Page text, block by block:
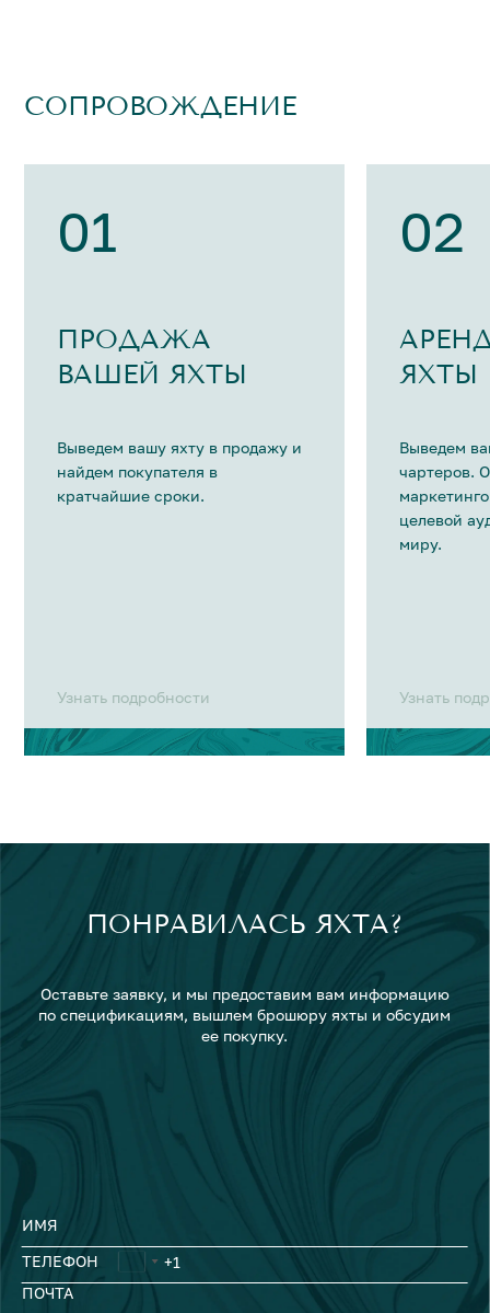
СОПРОВОЖДЕНИЕ
01
ПРОДАЖА
ВАШЕЙ ЯХТЫ
Выведем вашу яхту в продажу и
найдем покупателя в
кратчайшие сроки.
Узнать подробности
02
ЯХТЫ
Выведем
чартеров.
целевой
миру.
Узнать
ПОНРАВИЛАСЬ ЯХТА?
Оставьте заявку, и мы предоставим вам информацию
по спецификациям, вышлем брошюру яхты и обсудим
ее покупку.
ИМЯ
ТЕЛЕФОН
ПОЧТА